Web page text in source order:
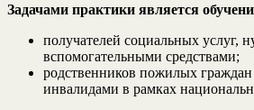
Задачами практики является
получателей социальных услуг,
вспомогательными средствами;
родственников пожилых
инвалидами в рамках